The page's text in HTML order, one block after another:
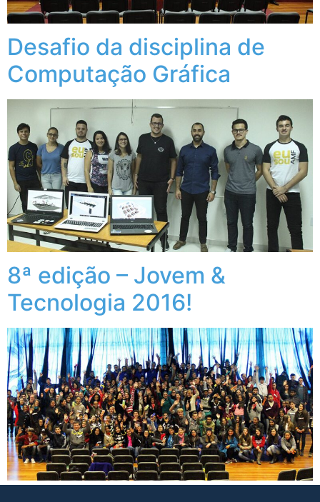
Desafio da disciplina de
Computação Gráfica
8ª edição – Jovem &
Tecnologia 2016!